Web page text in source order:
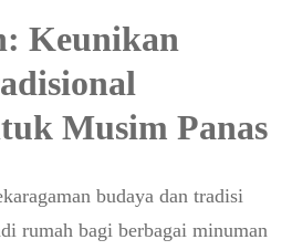
Keunikan
Musim Panas
budaya dan tradisi
rumah bagi berbagai minuman